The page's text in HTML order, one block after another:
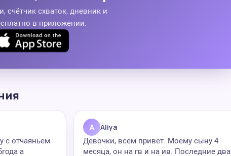
счётчик схваток, дневник и
в приложении.
с отчаяньем
а
A Aliya
Девочки, всем привет. Моему сыну 4
месяца, он на гв и на ив. Последние два